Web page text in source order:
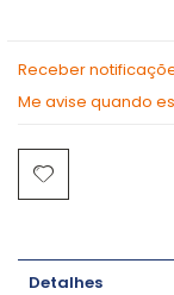
Receber
Me avise quando
Detalhes